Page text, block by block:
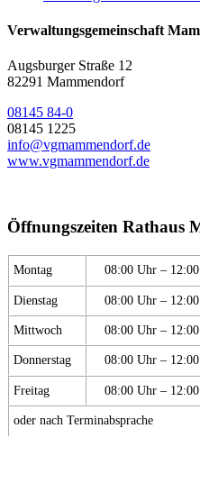
Verwaltungsgemeinschaft
Augsburger Straße 12
82291 Mammendorf
08145 84-0
08145 1225
info@vgmammendorf.de
www.vgmammendorf.de
Öffnungszeiten Rathaus
Montag 08:00 Uhr –
Dienstag 08:00 Uhr –
Mittwoch 08:00 Uhr –
Donnerstag 08:00 Uhr –
Freitag 08:00 Uhr –
oder nach Terminabsprache